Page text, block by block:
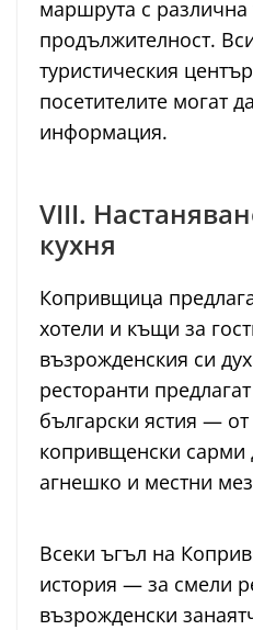
маршрута с различна
продължителност.
туристическия
посетителите могат
информация.
VIII.
кухня
Копривщица
хотели и къщи за
възрожденския си
ресторанти
български ястия —
копривщенски сарми
агнешко и местни
Всеки ъгъл на
история — за смели
възрожденски